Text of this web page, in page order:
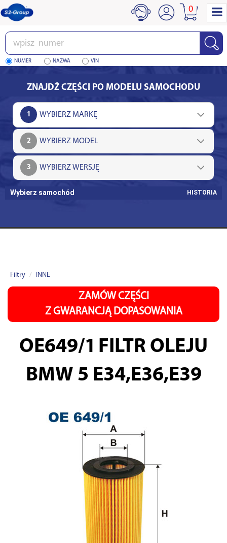
Wpisz
numer
NUMER NAZWA VIN
0
ZNAJDŹ CZĘŚCI PO MODELU SAMOCHODU
1
2
3
Wybierz samochód HISTORIA
Filtry INNE
ZAMÓW CZĘŚCI
Z GWARANCJĄ DOPASOWANIA
OE649/1 FILTR OLEJU
BMW 5 E34,E36,E39